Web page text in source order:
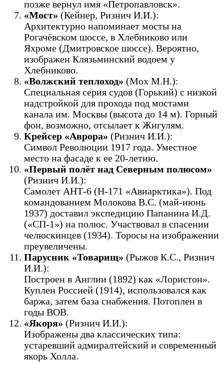
позже вернул имя «Петропавловск».
«Мост» (Кейнер, Ризнич И.И.):
Архитектурно напоминает мосты на
Рогачёвском шоссе, в Хлебниково или
Яхроме (Дмитровское шоссе). Вероятно,
изображен Клязьминский водоем у
Хлебниково.
«Волжский теплоход» (Мох М.Н.):
Специальная серия судов (Горький) с низкой
надстройкой для прохода под мостами
канала им. Москвы (высота до 14 м). Горный
фон, возможно, отсылает к Жигулям.
Крейсер «Аврора» (Ризнич И.И.):
Символ Революции 1917 года. Уместное
место на фасаде к ее 20-летию.
«Первый полёт над Северным полюсом»
(Ризнич И.И.):
Самолет АНТ-6 (Н-171 «Авиарктика»). Под
командованием Молокова В.С. (май-июнь
1937) доставил экспедицию Папанина И.Д.
(«СП-1») на полюс. Участвовал в спасении
челюскинцев (1934). Торосы на изображении
преувеличены.
Парусник «Товарищ» (Рыжов К.С., Ризнич
И.И.):
Построен в Англии (1892) как «Лористон».
Куплен Россией (1914), использовался как
баржа, затем база снабжения. Потоплен в
годы ВОВ.
«Якоря» (Ризнич И.И.):
Изображены два классических типа:
устаревший адмиралтейский и современный
якорь Холла.